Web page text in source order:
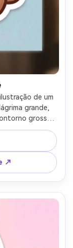
de um
grande,
grosso,
lente de
iluminação
↗